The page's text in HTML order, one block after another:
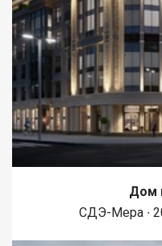
Дом
СДЭ-Мера ∙